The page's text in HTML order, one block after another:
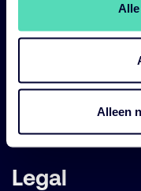
Alleen
Diensten
Perspectives
Legal